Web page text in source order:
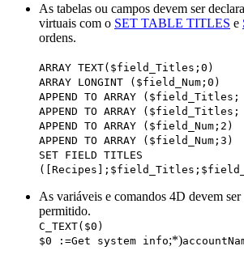
As tabelas ou campos devem ser
virtuais com o SET TABLE TITLES e
ordens.
ARRAY TEXT( $field_Titles ;0)
ARRAY LONGINT ( $field_Num ;0)
APPEND TO ARRAY ( $field_Titles ;
APPEND TO ARRAY ( $field_Titles ;
APPEND TO ARRAY ( $field_Num ;2)
APPEND TO ARRAY ( $field_Num ;3)
SET FIELD TITLES
(
[Recipes] ; $field_Titles ;
As variáveis e comandos 4D devem
permitido.
C_TEXT( $0 )
$0 :=Get system info;*)